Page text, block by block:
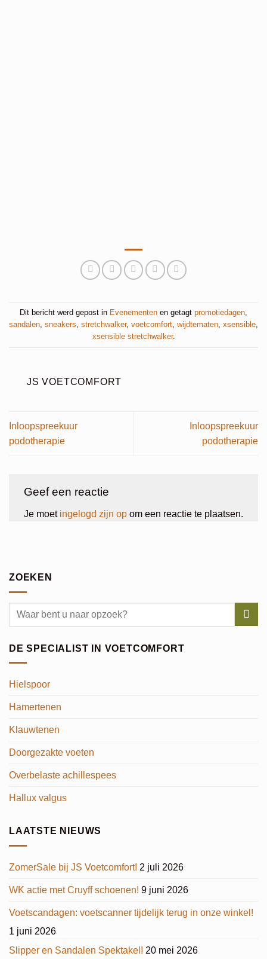
Dit bericht werd gepost in Evenementen en getagt promotiedagen
sandalen sneakers stretchwalker, voetcomfort wijdtematen xsensible
xsensible stretchwalker.
JS VOETCOMFORT
Inloopspreekuur
podotherapie
Inloopspreekuur
podotherapie
Geef een reactie
Je moet ingelogd zijn op om een reactie te plaatsen.
ZOEKEN
DE SPECIALIST IN VOETCOMFORT
Hielspoor
Hamertenen
Klauwtenen
Doorgezakte voeten
Overbelaste achillespees
Hallux valgus
LAATSTE NIEUWS
ZomerSale bij JS Voetcomfort! 2 juli 2026
WK actie met Cruyff schoenen! 9 juni 2026
Voetscandagen: voetscanner tijdelijk terug in onze winkel!
1 juni 2026
Slipper en Sandalen Spektakel! 20 mei 2026